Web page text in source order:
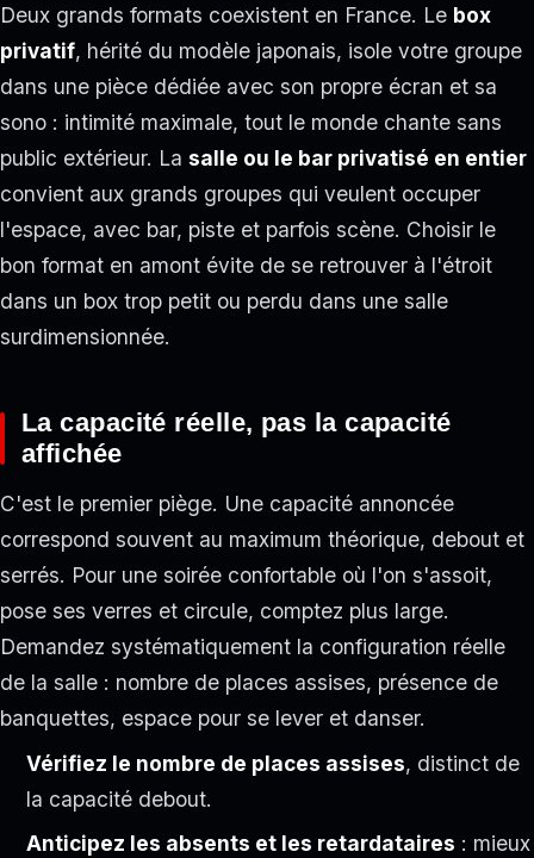
Deux grands formats coexistent en France. Le box
privatif, hérité du modèle japonais, isole votre groupe
dans une pièce dédiée avec son propre écran et sa
sono : intimité maximale, tout le monde chante sans
public extérieur. La salle ou le bar privatisé en entier
convient aux grands groupes qui veulent occuper
l'espace, avec bar, piste et parfois scène. Choisir le
bon format en amont évite de se retrouver à l'étroit
dans un box trop petit ou perdu dans une salle
surdimensionnée.
La capacité réelle, pas la capacité
affichée
C'est le premier piège. Une capacité annoncée
correspond souvent au maximum théorique, debout et
serrés. Pour une soirée confortable où l'on s'assoit,
pose ses verres et circule, comptez plus large.
Demandez systématiquement la configuration réelle
de la salle : nombre de places assises, présence de
banquettes, espace pour se lever et danser.
Vérifiez le nombre de places assises, distinct de
la capacité debout.
Anticipez les absents et les retardataires : mieux